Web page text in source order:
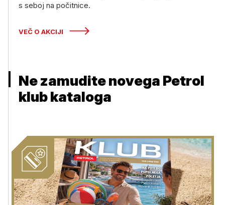
s seboj na počitnice.
VEČ O AKCIJI
Ne zamudite novega Petrol
klub kataloga